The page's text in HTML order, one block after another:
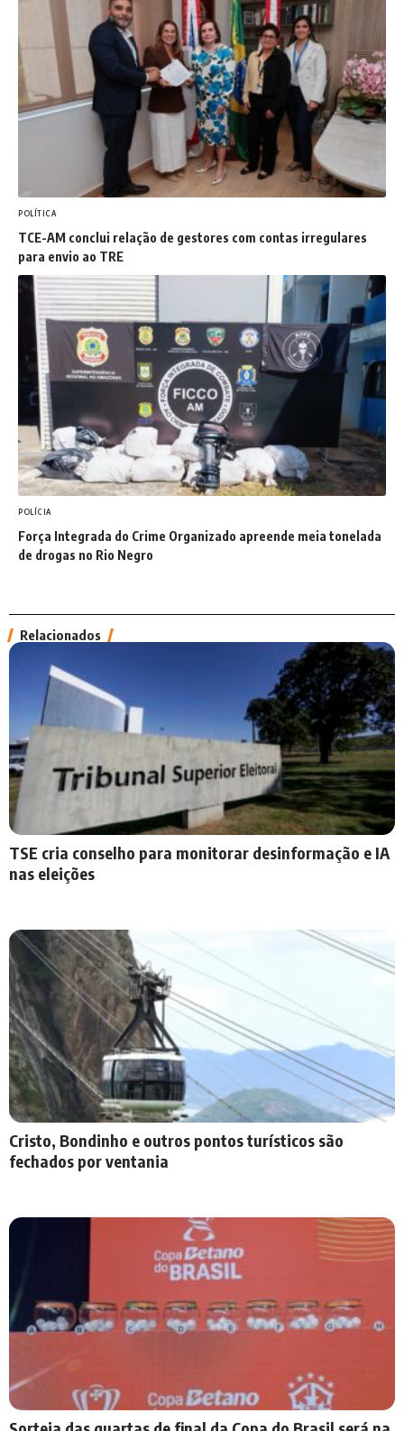
POLÍTICA
TCE-AM conclui relação de gestores com contas irregulares
para envio ao TRE
POLÍCIA
Força Integrada do Crime Organizado apreende meia tonelada
de drogas no Rio Negro
Relacionados
TSE cria conselho para monitorar desinformação e IA
nas eleições
Cristo, Bondinho e outros pontos turísticos são
fechados por ventania